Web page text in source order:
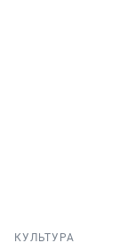
КУЛЬТУРА